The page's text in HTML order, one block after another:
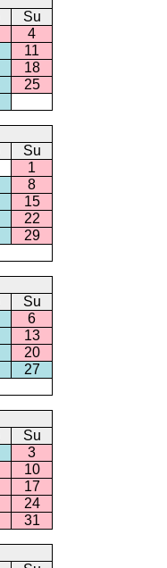
Su
4
11
18
25
Su
1
8
15
22
29
Su
6
13
20
27
Su
3
10
17
24
31